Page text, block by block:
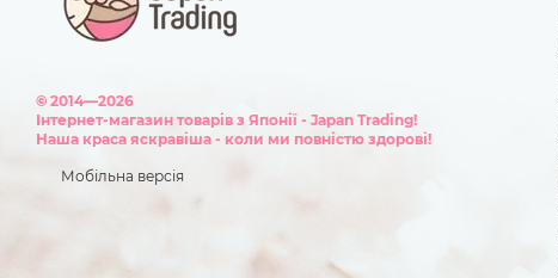
© 2014—2026
Інтернет-магазин товарів з Японії - Japan Trading!
Наша краса яскравіша - коли ми повністю здорові!
Мобільна версія